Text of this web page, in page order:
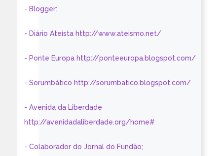
- Blogger:
- Diário Ateísta http://www.ateismo.net/
- Ponte Europa http://ponteeuropa.blogspot.com/
- Sorumbático http://sorumbatico.blogspot.com/
- Avenida da Liberdade
http://avenidadaliberdade.org/home#
- Colaborador do Jornal do Fundão;